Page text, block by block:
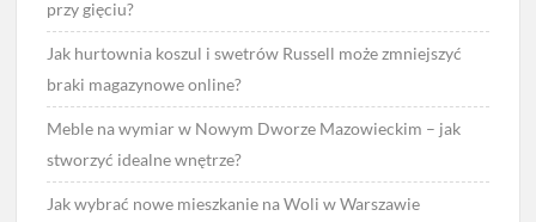
przy gięciu?
Jak hurtownia koszul i swetrów Russell może zmniejszyć
braki magazynowe online?
Meble na wymiar w Nowym Dworze Mazowieckim – jak
stworzyć idealne wnętrze?
Jak wybrać nowe mieszkanie na Woli w Warszawie